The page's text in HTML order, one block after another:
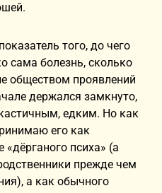
того, до чего
сама болезнь, сколько
обществом проявлений
держался замкнуто,
едким. Но как
его как
«дёрганого психа» (а
прежде чем
а как обычного